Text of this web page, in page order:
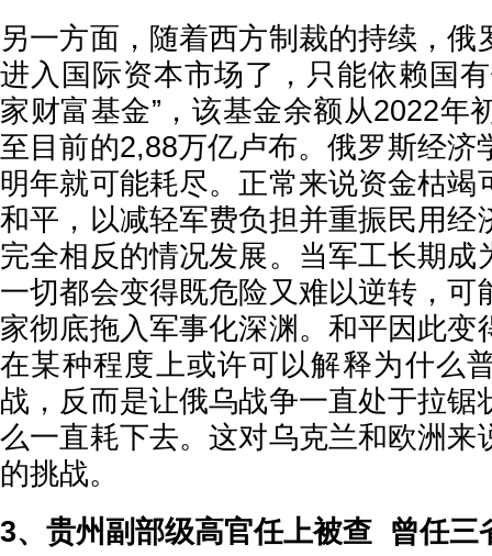
另一方面，随着西方制裁的持续，俄
进入国际资本市场了，只能依赖国
家财富基金”，该基金余额从2022年
至目前的2,88万亿卢布。俄罗斯经济
明年就可能耗尽。正常来说资金枯竭
和平，以减轻军费负担并重振民用经
完全相反的情况发展。当军工长期成
一切都会变得既危险又难以逆转，可
家彻底拖入军事化深渊。和平因此变
在某种程度上或许可以解释为什么
战，反而是让俄乌战争一直处于拉锯
么一直耗下去。这对乌克兰和欧洲来
的挑战。
3、贵州副部级高官任上被查 曾任三